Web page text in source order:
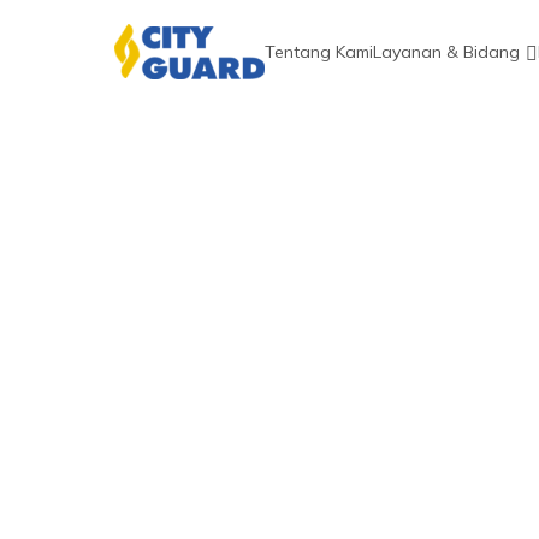
Tentang KamiLayanan & Bidang